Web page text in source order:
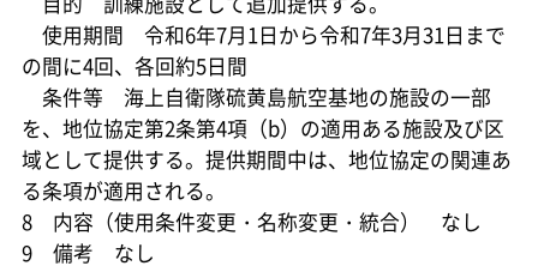
使用期間 令和6年7月1日から令和7年3月31日まで
の間に4回、各回約5日間
条件等 海上自衛隊硫黄島航空基地の施設の一部
を、地位協定第2条第4項（b）の適用ある施設及び区
域として提供する。提供期間中は、地位協定の関連あ
る条項が適用される。
8 内容（使用条件変更・名称変更・統合） なし
9 備考 なし